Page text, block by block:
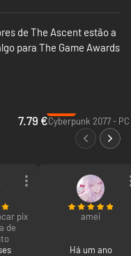
equipa engenhos letais e
adotas estratégias
de The Ascent estão a
para The Game Awards
7.79 €Cyberpunk 2077 - PC
pix
de
amei
Há um ano